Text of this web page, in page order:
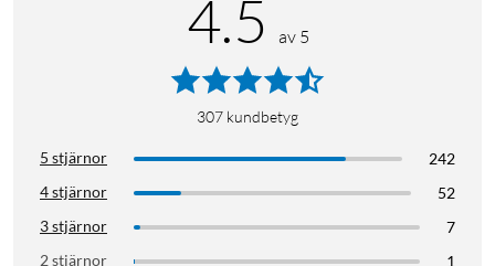
4.5 av 5
307 kundbetyg
5 stjärnor
242
4 stjärnor
52
3 stjärnor
7
2 stjärnor
1